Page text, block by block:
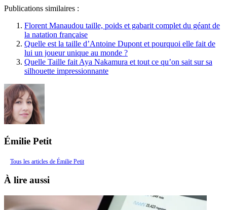
Publications similaires :
Florent Manaudou taille, poids et gabarit complet du géant de
la natation française
Quelle est la taille d’Antoine Dupont et pourquoi elle fait de
lui un joueur unique au monde ?
Quelle Taille fait Aya Nakamura et tout ce qu’on sait sur sa
silhouette impressionnante
Émilie Petit
Tous les articles de Émilie Petit
À lire aussi